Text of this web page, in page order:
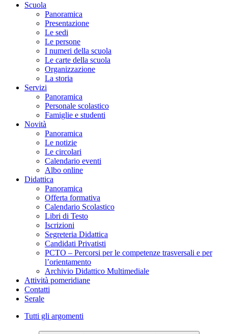
Scuola
Panoramica
Presentazione
Le sedi
Le persone
I numeri della scuola
Le carte della scuola
Organizzazione
La storia
Servizi
Panoramica
Personale scolastico
Famiglie e studenti
Novità
Panoramica
Le notizie
Le circolari
Calendario eventi
Albo online
Didattica
Panoramica
Offerta formativa
Calendario Scolastico
Libri di Testo
Iscrizioni
Segreteria Didattica
Candidati Privatisti
PCTO – Percorsi per le competenze trasversali e per
l’orientamento
Archivio Didattico Multimediale
Attività pomeridiane
Contatti
Serale
Tutti gli argomenti